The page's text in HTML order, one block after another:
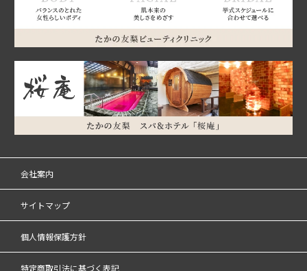
会社案内
サイトマップ
個人情報保護方針
特定商取引法に基づく表記